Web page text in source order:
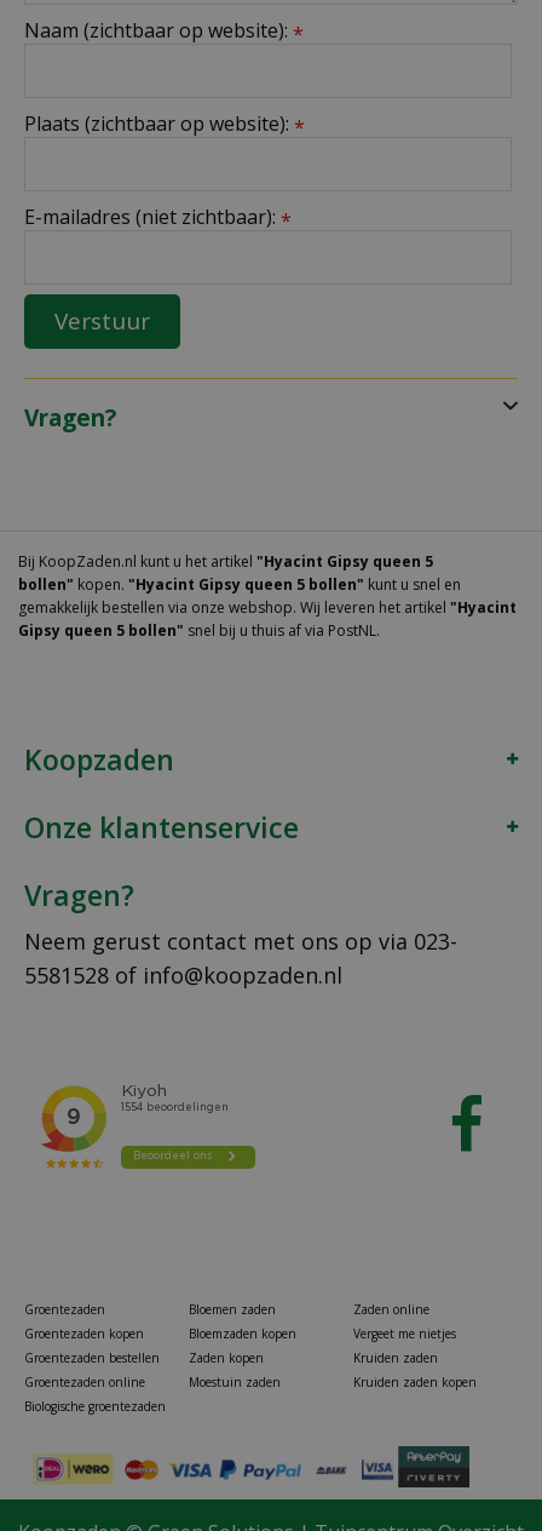
Naam (zichtbaar op website): *
Plaats (zichtbaar op website): *
E-mailadres (niet zichtbaar): *
Vragen?
Bij KoopZaden.nl kunt u het artikel "Hyacint Gipsy queen 5
bollen" kopen. "Hyacint Gipsy queen 5 bollen" kunt u snel en
gemakkelijk bestellen via onze webshop. Wij leveren het artikel "Hyacint
Gipsy queen 5 bollen" snel bij u thuis af via PostNL.
Koopzaden
Onze klantenservice
Vragen?
Neem gerust contact met ons op via 023-
5581528 of info@koopzaden.nl
Groentezaden
Groentezaden kopen
Groentezaden bestellen
Groentezaden online
Biologische groentezaden
Bloemen zaden
Bloemzaden kopen
Zaden kopen
Moestuin zaden
Zaden online
Vergeet me nietjes
Kruiden zaden
Kruiden zaden kopen